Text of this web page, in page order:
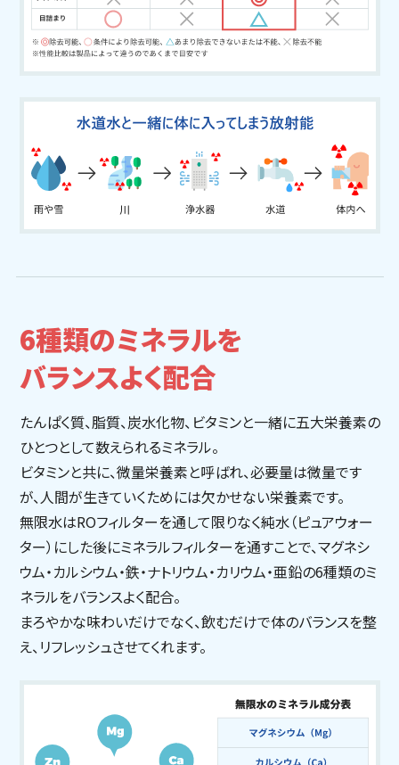
6種類のミネラルを
バランスよく配合
たんぱく質、脂質、炭水化物、ビタミンと一緒に五大栄養素の
ひとつとして数えられるミネラル。
ビタミンと共に、微量栄養素と呼ばれ、必要量は微量です
が、人間が生きていくためには欠かせない栄養素です。
無限水はROフィルターを通して限りなく純水（ピュアウォー
ター）にした後にミネラルフィルターを通すことで、マグネシ
ウム・カルシウム・鉄・ナトリウム・カリウム・亜鉛の6種類のミ
ネラルをバランスよく配合。
まろやかな味わいだけでなく、飲むだけで体のバランスを整
え、リフレッシュさせてくれます。